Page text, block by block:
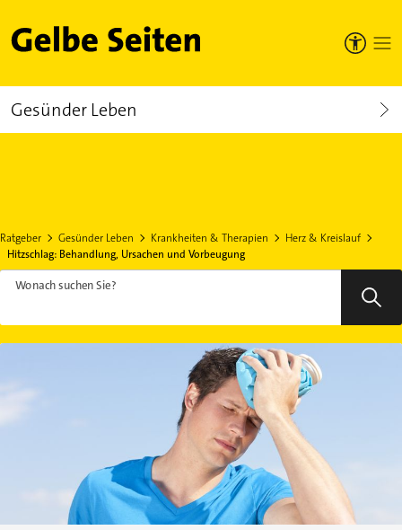
Gelbe Seiten
Gesünder Leben
Ratgeber Gesünder Leben Krankheiten & Therapien
Herz & Kreislauf
Hitzschlag: Behandlung, Ursachen und Vorbeugung
Wonach suchen Sie?